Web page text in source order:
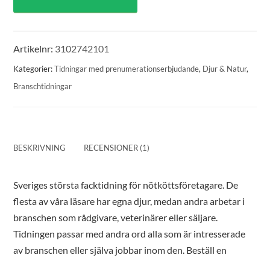
Artikelnr: 3102742101
Kategorier:Tidningar med prenumerationserbjudande, Djur & Natur,
Branschtidningar
BESKRIVNING RECENSIONER (1)
Sveriges största facktidning för nötköttsföretagare. De
flesta av våra läsare har egna djur, medan andra arbetar i
branschen som rådgivare, veterinärer eller säljare.
Tidningen passar med andra ord alla som är intresserade
av branschen eller själva jobbar inom den. Beställ en